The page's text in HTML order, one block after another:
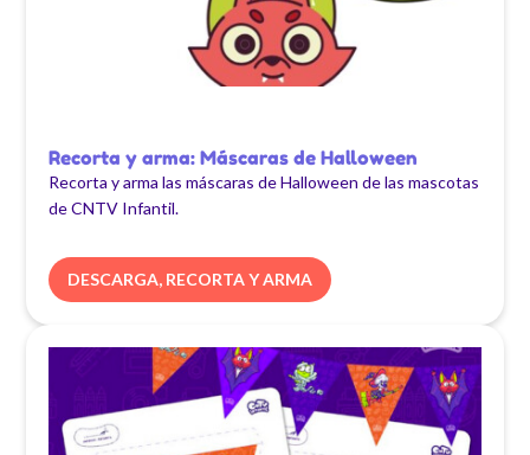
Recorta y arma: Máscaras de Halloween
Recorta y arma las máscaras de Halloween de las mascotas
de CNTV Infantil.
DESCARGA, RECORTA Y ARMA